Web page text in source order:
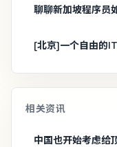
聊聊新加坡程序员
[北京]一个自由的
相关资讯
中国也开始考虑给